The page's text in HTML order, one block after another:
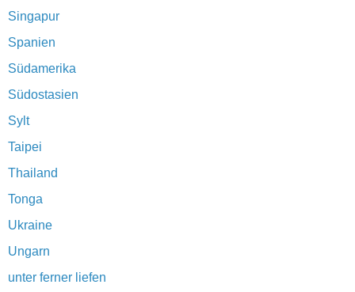
Singapur
Spanien
Südamerika
Südostasien
Sylt
Taipei
Thailand
Tonga
Ukraine
Ungarn
unter ferner liefen